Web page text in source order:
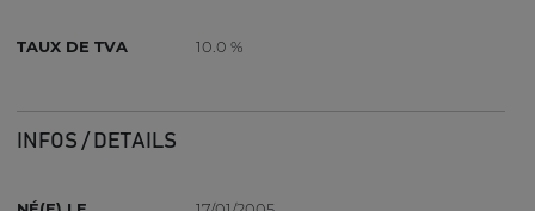
TAUX DE TVA 10.0 %
INFOS / DETAILS